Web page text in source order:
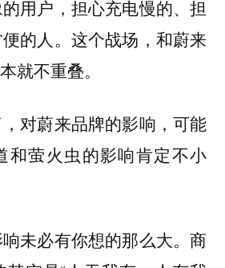
用户，担心充电慢的、担
的人。这个战场，和蔚来
就不重叠。
对蔚来品牌的影响，可能
和萤火虫的影响肯定不小
未必有你想的那么大。商